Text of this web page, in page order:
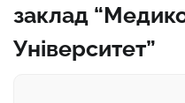
заклад
Університет”